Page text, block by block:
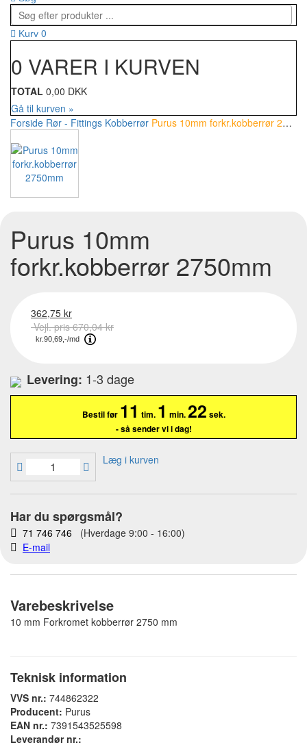
Kurv 0
0 VARER I KURVEN
TOTAL 0,00 DKK
Gå til kurven »
Forside Rør - Fittings Kobberrør Purus 10mm forkr.kobberrør 2750mm
Purus 10mm
forkr.kobberrør 2750mm
362,75 kr
Vejl. pris 670,04 kr
Levering: 1-3 dage
Bestil før 11 tim. 1 min.21 sek.
- så sender vi i dag!
Læg i kurven
Har du spørgsmål?
71 746 746 (Hverdage 9:00 - 16:00)
E-mail
Varebeskrivelse
10 mm Forkromet kobberrør 2750 mm
Teknisk information
VVS nr.: 744862322
Producent: Purus
EAN nr.: 7391543525598
Leverandør nr.: